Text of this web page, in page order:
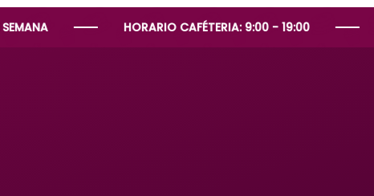
HORARIO CAFÉTERIA: 9:00 - 19:00